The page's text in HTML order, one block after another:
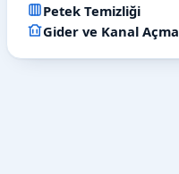
Petek Temizliği
Gider ve Kanal Açma